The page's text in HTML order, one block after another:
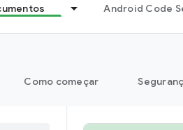
Android Code
Como começar